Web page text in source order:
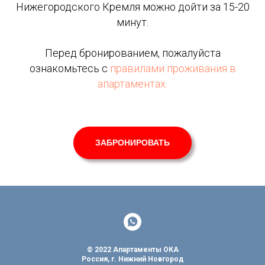
Нижегородского Кремля можно дойти за 15-20
минут.
Перед бронированием, пожалуйста
ознакомьтесь с правилами проживания в
апартаментах.
ЗАБРОНИРОВАТЬ
© 2022 Апартаменты ОКА
Россия, г. Нижний Новгород